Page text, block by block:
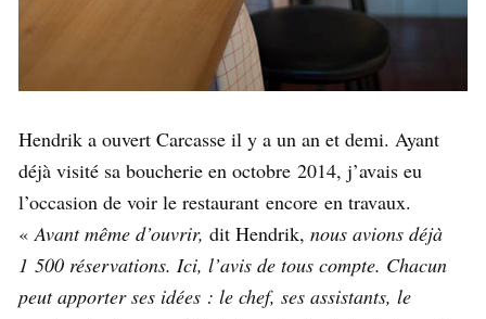
Hendrik a ouvert Carcasse il y a un an et demi. Ayant
déjà visité sa boucherie en octobre 2014, j’avais eu
l’occasion de voir le restaurant encore en travaux.
« Avant même d’ouvrir, dit Hendrik, nous avions déjà
1 500 réservations. Ici, l’avis de tous compte. Chacun
peut apporter ses idées : le chef, ses assistants, le